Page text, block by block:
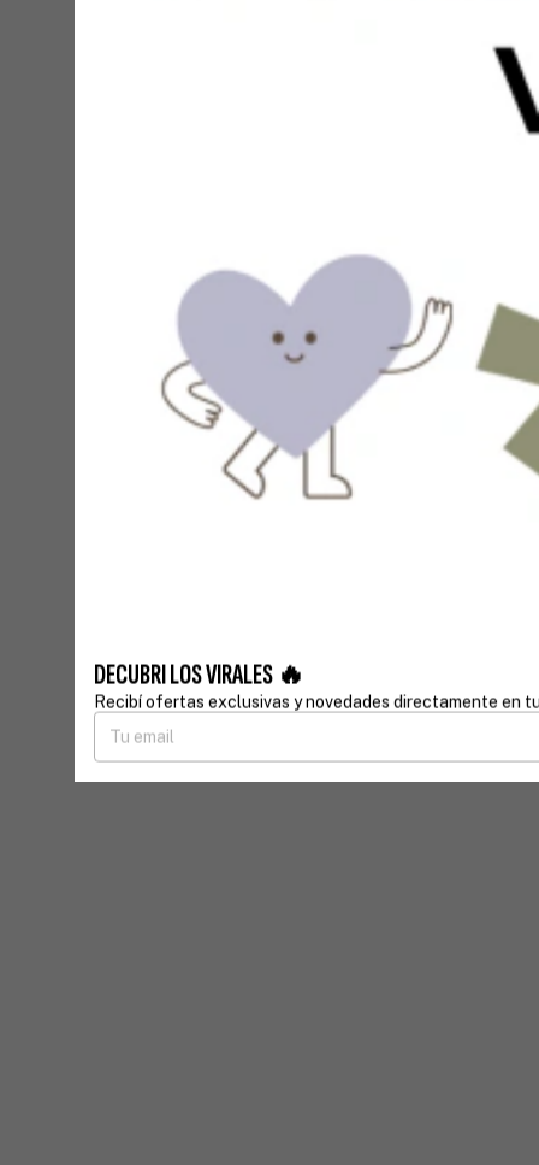
DECUBRI LOS VIRALES 🔥
Recibí ofertas exclusivas y novedades directamente en